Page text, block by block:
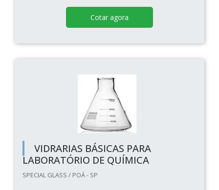
Cotar agora
VIDRARIAS BÁSICAS PARA
LABORATÓRIO DE QUÍMICA
SPECIAL GLASS / POÁ - SP